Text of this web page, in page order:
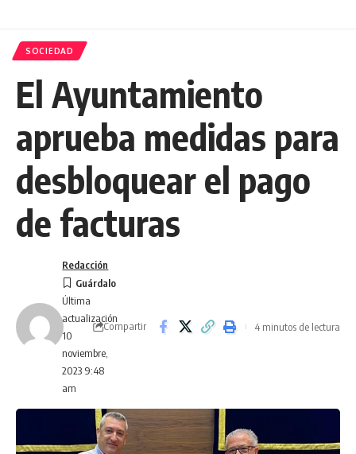
SOCIEDAD
El Ayuntamiento
aprueba medidas para
desbloquear el pago
de facturas
Última
actualización
10
noviembre,
2023 9:48
am
Redacción
Compartir 4 minutos de lectura